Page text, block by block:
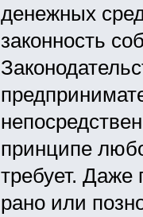
денежных
законность
принципе
требует.
рано или